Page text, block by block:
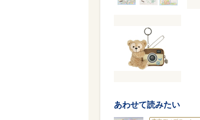
あわせて読みたい